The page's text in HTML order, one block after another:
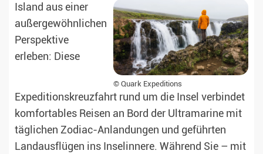
© Quark Expeditions
Island aus einer
außergewöhnlichen
Perspektive
erleben: Diese
Expeditionskreuzfahrt rund um die Insel verbindet
komfortables Reisen an Bord der Ultramarine mit
täglichen Zodiac-Anlandungen und geführten
Landausflügen ins Inselinnere. Während Sie – mit